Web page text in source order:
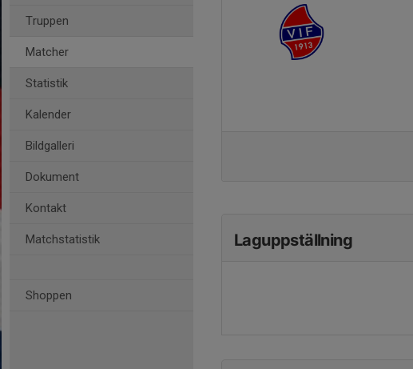
Truppen
Matcher
Statistik
Kalender
Bildgalleri
Dokument
Kontakt
Matchstatistik
Shoppen
Laguppställning